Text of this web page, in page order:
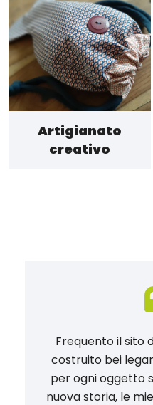
Artigianato
creativo
Frequento il sito
costruito bei
per ogni oggetto
nuova storia, le